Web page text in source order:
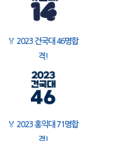
🏅 2023 건국대 46명합
격!
🏅 2023 홍익대 71명합